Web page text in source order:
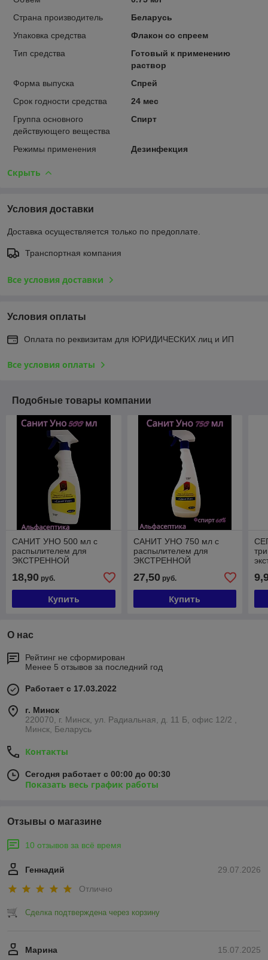
Страна производитель
Беларусь
Упаковка средства
Флакон со спреем
Тип средства
Готовый к применению
раствор
Форма выпуска
Спрей
Срок годности средства
24 мес
Группа основного
действующего вещества
Спирт
Режимы применения Дезинфекция
Скрыть
Условия доставки
Доставка осуществляется только по предоплате.
Транспортная компания
Все условия доставки
Условия оплаты
Оплата по реквизитам для ЮРИДИЧЕСКИХ лиц и ИП
Все условия оплаты
Подобные товары компании
САНИТ УНО 500 мл с
распылителем для
ЭКСТРЕННОЙ
обработки рук (спирта
более 60%)
18,90 руб.
Купить
САНИТ УНО 750 мл с
распылителем для
ЭКСТРЕННОЙ
обработки рук (спирта
более 60%)
27,50руб.
Купить
О нас
Рейтинг не сформирован
Менее 5 отзывов за последний год
Работает с 17.03.2022
г. Минск
220070, г. Минск, ул. Радиальная, д. 11 Б, офис 12/2 ,
Минск, Беларусь
Контакты
Сегодня работает с 00:00 до 00:30
Показать весь график работы
Отзывы о магазине
10 отзывов за всё время
29.07.2026
Геннадий
Отлично
Сделка подтверждена через корзину
15.07.2025
Марина